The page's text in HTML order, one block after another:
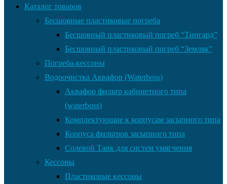
Каталог товаров
Бесшовные пластиковые погреба
Бесшовный пластиковый погреб “Тингард”
Бесшовный пластиковый погреб “Земляк”
Погреба-кессоны
Водоочистка Аквафор (Waterboss)
Аквафор фильтр кабинетного типа
(waterboss)
Комплектующие к корпусам засыпного типа
Корпуса фильтров засыпного типа
Солевой Танк для систем умягчения
Кессоны
Пластиковые кессоны